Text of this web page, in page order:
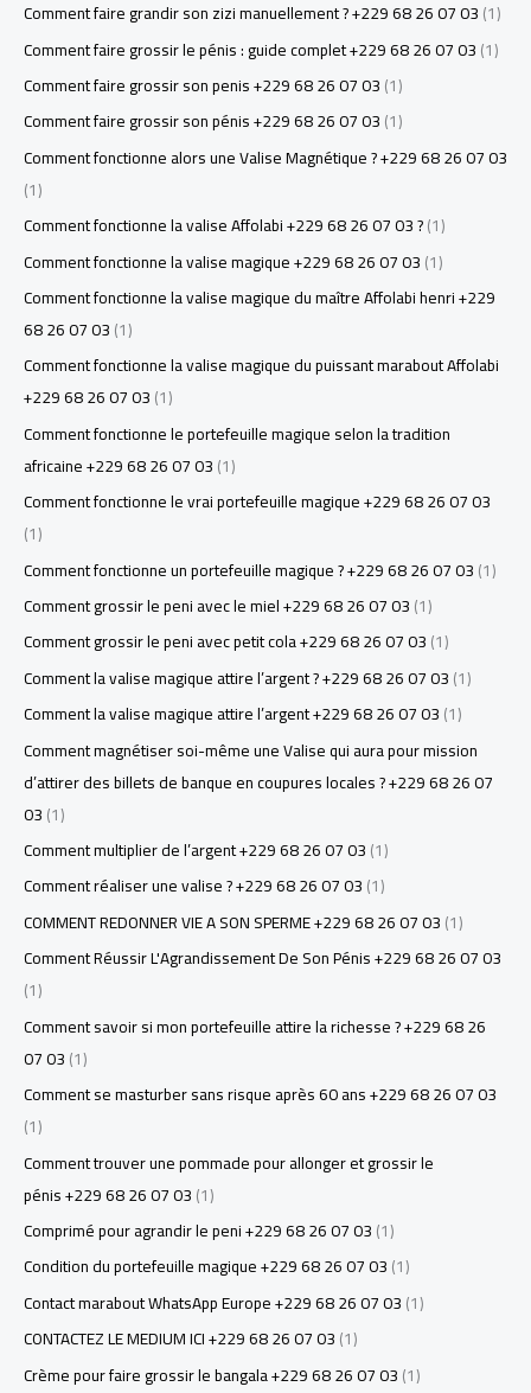
Comment faire grandir son zizi manuellement ? +229 68 26 07 03(1)
Comment faire grossir le pénis : guide complet +229 68 26 07 03(1)
Comment faire grossir son penis +229 68 26 07 03(1)
Comment faire grossir son pénis +229 68 26 07 03(1)
Comment fonctionne alors une Valise Magnétique ? +229 68 26 07 03
(1)
Comment fonctionne la valise Affolabi +229 68 26 07 03 ?(1)
Comment fonctionne la valise magique +229 68 26 07 03(1)
Comment fonctionne la valise magique du maître Affolabi henri +229
68 26 07 03(1)
Comment fonctionne la valise magique du puissant marabout Affolabi
+229 68 26 07 03(1)
Comment fonctionne le portefeuille magique selon la tradition
africaine +229 68 26 07 03(1)
Comment fonctionne le vrai portefeuille magique +229 68 26 07 03
(1)
Comment fonctionne un portefeuille magique ? +229 68 26 07 03(1)
Comment grossir le peni avec le miel +229 68 26 07 03(1)
Comment grossir le peni avec petit cola +229 68 26 07 03(1)
Comment la valise magique attire l’argent ? +229 68 26 07 03(1)
Comment la valise magique attire l’argent +229 68 26 07 03(1)
Comment magnétiser soi-même une Valise qui aura pour mission
d’attirer des billets de banque en coupures locales ? +229 68 26 07
03(1)
Comment multiplier de l’argent +229 68 26 07 03(1)
Comment réaliser une valise ? +229 68 26 07 03(1)
COMMENT REDONNER VIE A SON SPERME +229 68 26 07 03(1)
Comment Réussir L'Agrandissement De Son Pénis +229 68 26 07 03
(1)
Comment savoir si mon portefeuille attire la richesse ? +229 68 26
07 03(1)
Comment se masturber sans risque après 60 ans +229 68 26 07 03
(1)
Comment trouver une pommade pour allonger et grossir le
pénis +229 68 26 07 03(1)
Comprimé pour agrandir le peni +229 68 26 07 03(1)
Condition du portefeuille magique +229 68 26 07 03(1)
Contact marabout WhatsApp Europe +229 68 26 07 03(1)
CONTACTEZ LE MEDIUM ICI +229 68 26 07 03(1)
Crème pour faire grossir le bangala +229 68 26 07 03(1)